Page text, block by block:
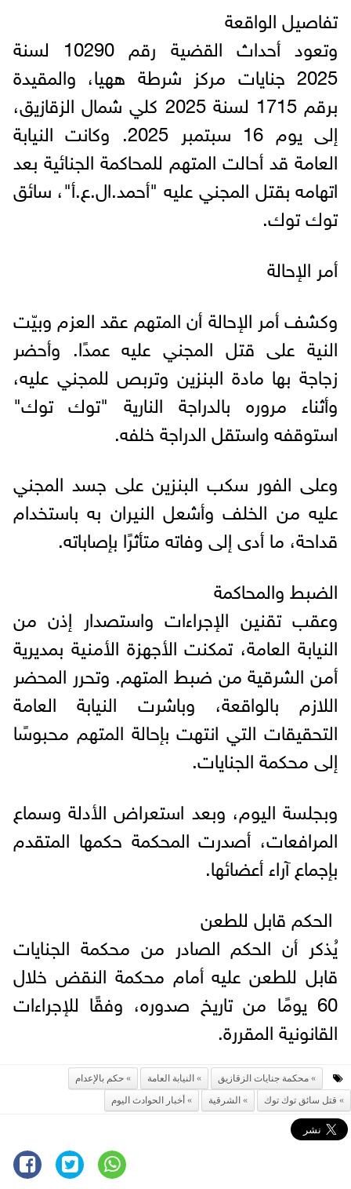
تفاصيل الواقعة
وتعود أحداث القضية رقم 10290 لسنة
2025 جنايات مركز شرطة ههيا، والمقيدة
برقم 1715 لسنة 2025 كلي شمال الزقازيق،
إلى يوم 16 سبتمبر 2025. وكانت النيابة
العامة قد أحالت المتهم للمحاكمة الجنائية بعد
اتهامه بقتل المجني عليه "أحمد.ال.ع.أ"، سائق
توك توك.
أمر الإحالة
وكشف أمر الإحالة أن المتهم عقد العزم وبيّت
النية على قتل المجني عليه عمدًا. وأحضر
زجاجة بها مادة البنزين وتربص للمجني عليه،
وأثناء مروره بالدراجة النارية "توك توك"
استوقفه واستقل الدراجة خلفه.
وعلى الفور سكب البنزين على جسد المجني
عليه من الخلف وأشعل النيران به باستخدام
قداحة، ما أدى إلى وفاته متأثرًا بإصاباته.
الضبط والمحاكمة
وعقب تقنين الإجراءات واستصدار إذن من
النيابة العامة، تمكنت الأجهزة الأمنية بمديرية
أمن الشرقية من ضبط المتهم. وتحرر المحضر
اللازم بالواقعة، وباشرت النيابة العامة
التحقيقات التي انتهت بإحالة المتهم محبوسًا
إلى محكمة الجنايات.
وبجلسة اليوم، وبعد استعراض الأدلة وسماع
المرافعات، أصدرت المحكمة حكمها المتقدم
بإجماع آراء أعضائها.
الحكم قابل للطعن
يُذكر أن الحكم الصادر من محكمة الجنايات
قابل للطعن عليه أمام محكمة النقض خلال
60 يومًا من تاريخ صدوره، وفقًا للإجراءات
القانونية المقررة.
محكمة جنايات الزقازيق النيابة العامة
حكم بالإعدام
قتل سائق توك توك
الشرقية أخبار الحوادث اليوم